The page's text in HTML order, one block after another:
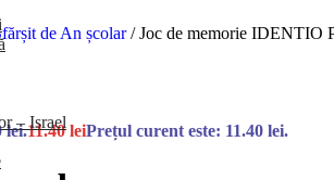
– Israel
de An școlar/ Joc de memorie IDENTIO
lei.11.40leiPrețul curent este: 11.40 lei.